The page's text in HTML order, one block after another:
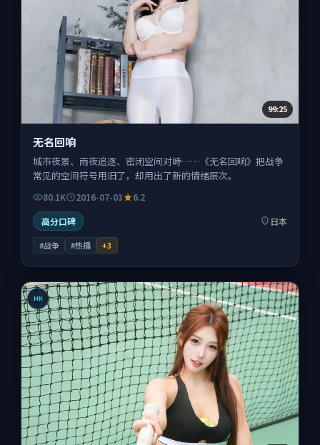
99:25
无名回响
城市夜景、雨夜追逐、密闭空间对峙……《无名回响》把战争
常见的空间符号用旧了，却用出了新的情绪层次。
80.1K 2016-07-03
6.2
高分口碑
日本
#战争 #热播 +3
HK